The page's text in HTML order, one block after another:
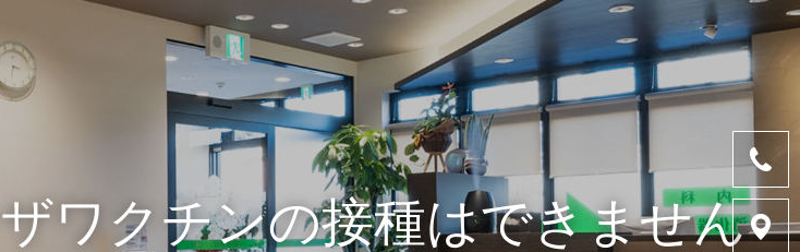
ワクチンの接種はできません